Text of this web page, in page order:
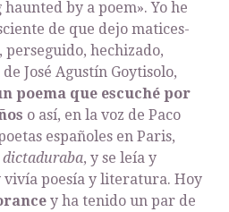
by a poem». Yo he
de que dejo matices-
hechizado,
José Agustín Goytisolo,
poema que escuché por
o así, en la voz de Paco
españoles en Paris,
dictaduraba, y se leía y
vivía poesía y literatura. Hoy
y ha tenido un par de